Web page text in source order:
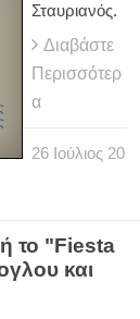
Σταυριανός.
Διαβάστε
Περισσότερ
α
26 Ιούλιος 20
το "Fiesta
και